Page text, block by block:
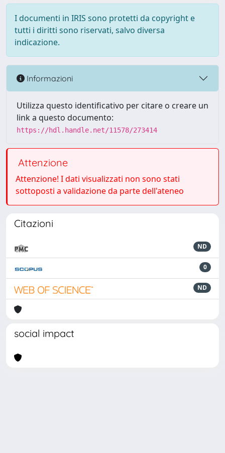
I documenti in IRIS sono protetti da copyright e
tutti i diritti sono riservati, salvo diversa
indicazione.
Informazioni
Utilizza questo identificativo per citare o creare un
link a questo documento:
https://hdl.handle.net/11578/273414
Attenzione
Attenzione! I dati visualizzati non sono stati
sottoposti a validazione da parte dell'ateneo
Citazioni
ND
0
ND
social impact